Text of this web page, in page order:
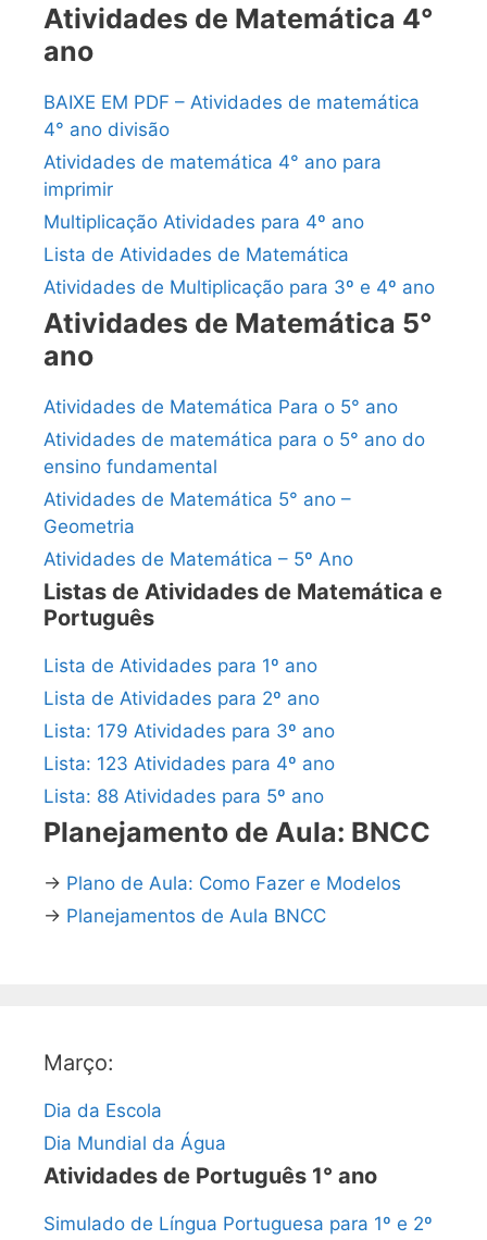
Atividades de Matemática 4°
ano
BAIXE EM PDF – Atividades de matemática
4° ano divisão
Atividades de matemática 4° ano para
imprimir
Multiplicação Atividades para 4º ano
Lista de Atividades de Matemática
Atividades de Multiplicação para 3º e 4º ano
Atividades de Matemática 5°
ano
Atividades de Matemática Para o 5° ano
Atividades de matemática para o 5° ano do
ensino fundamental
Atividades de Matemática 5° ano –
Geometria
Atividades de Matemática – 5º Ano
Listas de Atividades de Matemática e
Português
Lista de Atividades para 1º ano
Lista de Atividades para 2º ano
Lista: 179 Atividades para 3º ano
Lista: 123 Atividades para 4º ano
Lista: 88 Atividades para 5º ano
Planejamento de Aula: BNCC
→ Plano de Aula: Como Fazer e Modelos
→ Planejamentos de Aula BNCC
Março:
Dia da Escola
Dia Mundial da Água
Atividades de Português 1° ano
Simulado de Língua Portuguesa para 1º e 2º